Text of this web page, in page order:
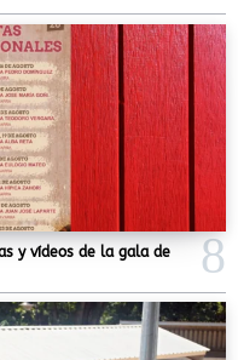
y vídeos de la gala de